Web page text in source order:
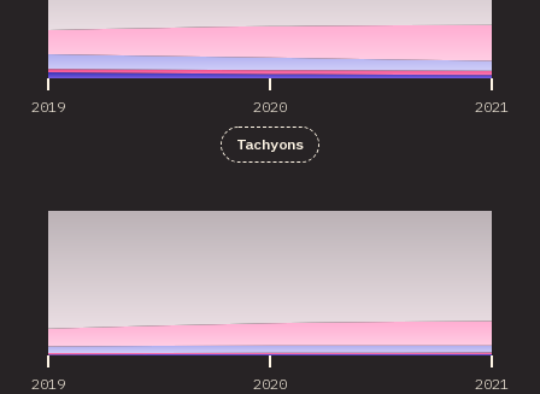
2019 2020 2021
Tachyons
2019 2020 2021